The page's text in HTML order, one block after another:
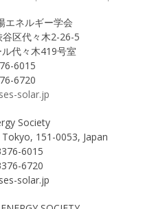
エネルギー学会
区代々木2-26-5
木419号室
6015
6720
solar.jp
Society
151-0053, Japan
6015
6720
solar.jp